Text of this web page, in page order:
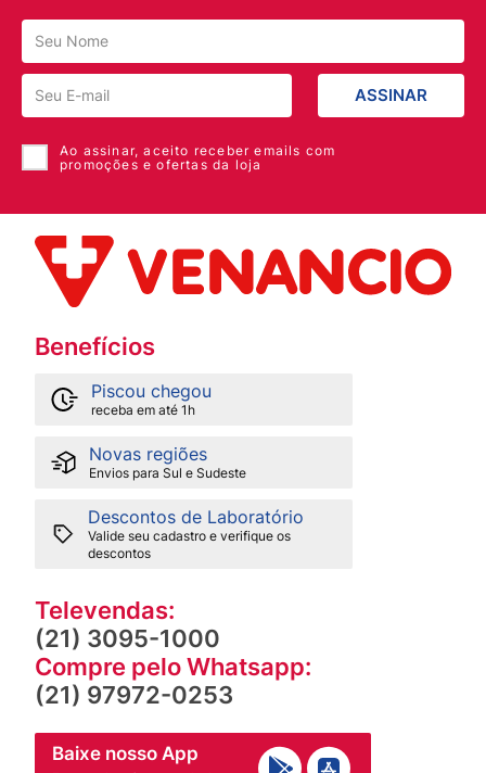
ASSINAR
Ao assinar, aceito receber emails com
promoções e ofertas da loja
Benefícios
Piscou chegou
receba em até 1h
Novas regiões
Envios para Sul e Sudeste
Descontos de Laboratório
Valide seu cadastro e verifique os
descontos
Televendas:
(21) 3095-1000
Compre pelo Whatsapp:
(21) 97972-0253
Baixe nosso App